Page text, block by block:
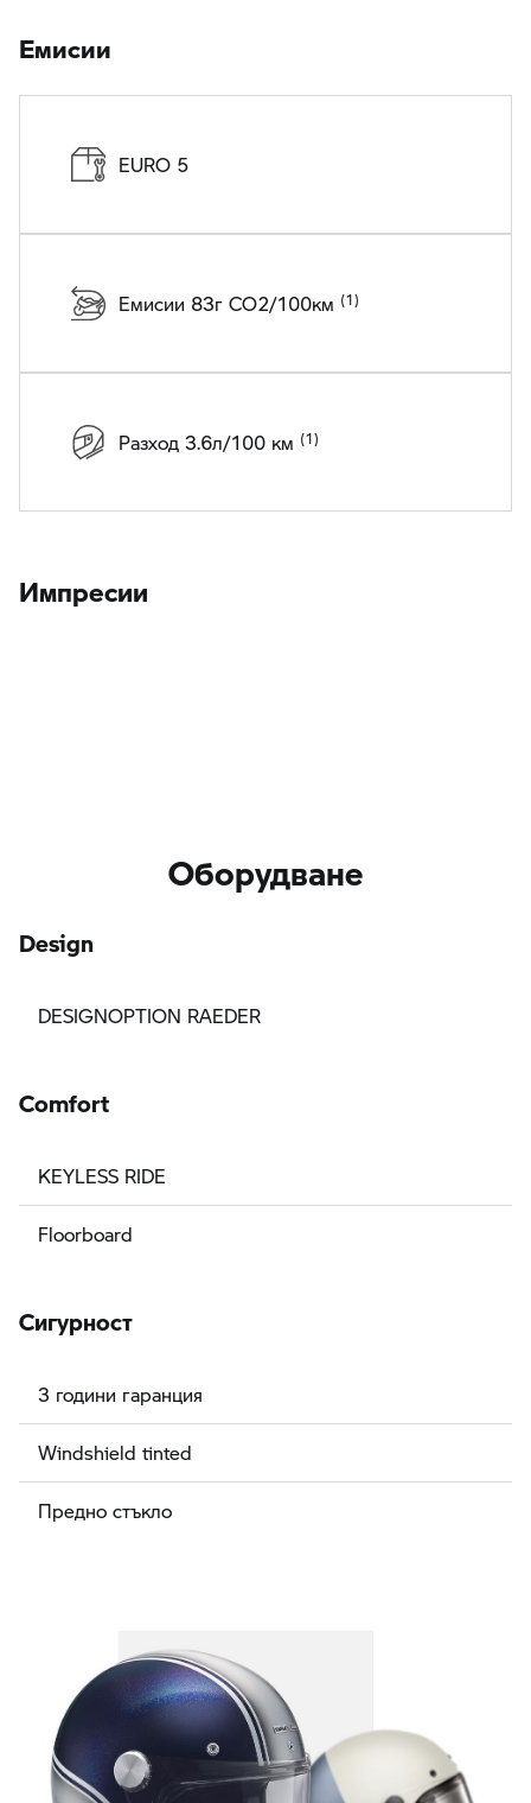
Eмисии
EURO 5
Емисии 83г CO2/100км
Разход 3.6л/100 км
Импресии
Оборудване
Design
DESIGNOPTION RAEDER
Comfort
KEYLESS RIDE
Floorboard
Сигурност
3 години гаранция
Windshield tinted
Предно стъкло